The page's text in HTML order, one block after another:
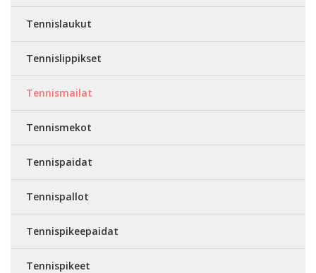
Tennislaukut
Tennislippikset
Tennismailat
Tennismekot
Tennispaidat
Tennispallot
Tennispikeepaidat
Tennispikeet